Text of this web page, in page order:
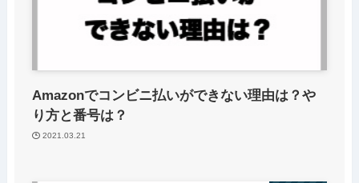
Amazonでコンビニ払いができない理由は？や
り方と番号は？
2021.03.21